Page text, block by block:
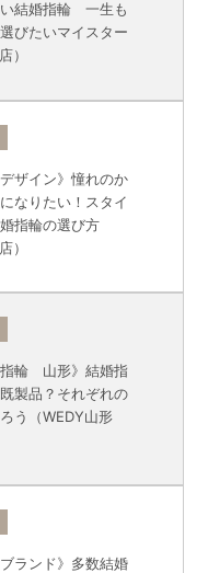
結婚指輪 一生も
びたいマイスター
）
ザイン》憧れのか
なりたい！スタイ
指輪の選び方
）
指輪 山形》結婚指
製品？それぞれの
う（WEDY山形
ランド》多数結婚